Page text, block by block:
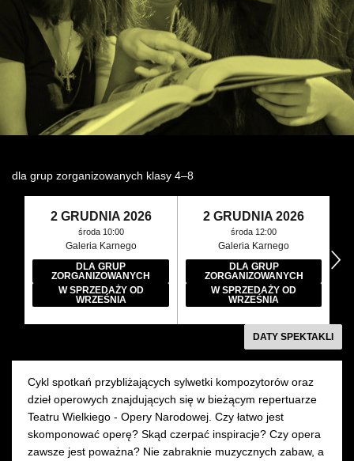
Wynajem kostiumów
Wynajem rekwizytów
Fundusze unijne
Dotacje celowe
dla grup zorganizowanych klasy 4–8
2 GRUDNIA 2026
środa 10:00
Galeria Karnego
DLA GRUP
ZORGANIZOWANYCH
W SPRZEDAŻY OD
WRZEŚNIA
2 GRUDNIA 2026
środa 12:00
Galeria Karnego
DLA GRUP
ZORGANIZOWANYCH
W SPRZEDAŻY OD
WRZEŚNIA
DATY SPEKTAKLI
Cykl spotkań przybliżających sylwetki kompozytorów oraz
dzieł operowych znajdujących się w bieżącym repertuarze
Teatru Wielkiego - Opery Narodowej. Czy łatwo jest
skomponować operę? Skąd czerpać inspiracje? Czy opera
zawsze jest poważna? Nie zabraknie muzycznych zabaw, a